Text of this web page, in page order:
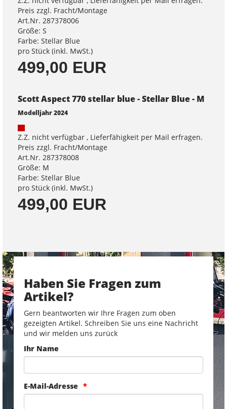
Preis zzgl. Fracht/Montage
Art.Nr. 287378006
Größe: S
Farbe: Stellar Blue
pro Stück (inkl. MwSt.)
499,00 EUR
Scott Aspect 770 stellar blue - Stellar Blue - M
Modelljahr 2024
Z.Z. nicht verfügbar , Lieferfähigkeit per Mail erfragen.
Preis zzgl. Fracht/Montage
Art.Nr. 287378008
Größe: M
Farbe: Stellar Blue
pro Stück (inkl. MwSt.)
499,00 EUR
Haben Sie Fragen zum
Artikel?
Gern beantworten wir Ihre Fragen zum oben
gezeigten Artikel. Schreiben Sie uns eine Nachricht
und wir melden uns zurück
Ihr Name
E-Mail-Adresse